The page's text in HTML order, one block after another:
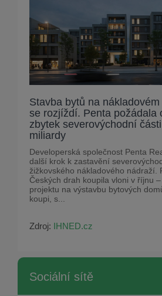
Stavba bytů na
se rozjíždí. Penta požádala
zbytek severovýchodní
miliardy
Developerská společnost Penta
další krok k zastavění
žižkovského nákladového nádraží.
Českých drah koupila vloni v říjnu
projektu na výstavbu bytových
koupi, s...
Zdroj: IHNED.cz
Sociální sítě